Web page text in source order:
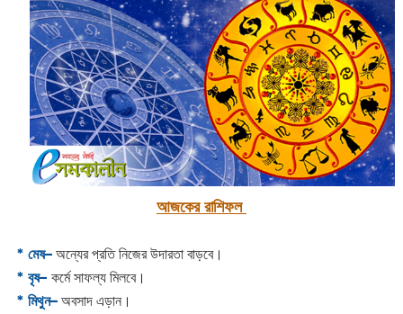
আজকের রাশিফল
* মেষ–অন্যের প্রতি নিজের উদারতা বাড়বে।
* বৃষ– কর্মে সাফল্য মিলবে।
* মিথুন–অবসাদ এড়ান।